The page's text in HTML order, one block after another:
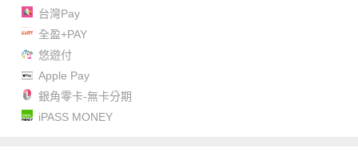
台灣Pay
全盈+PAY
悠遊付
Apple Pay
銀角零卡-無卡分期
iPASS MONEY